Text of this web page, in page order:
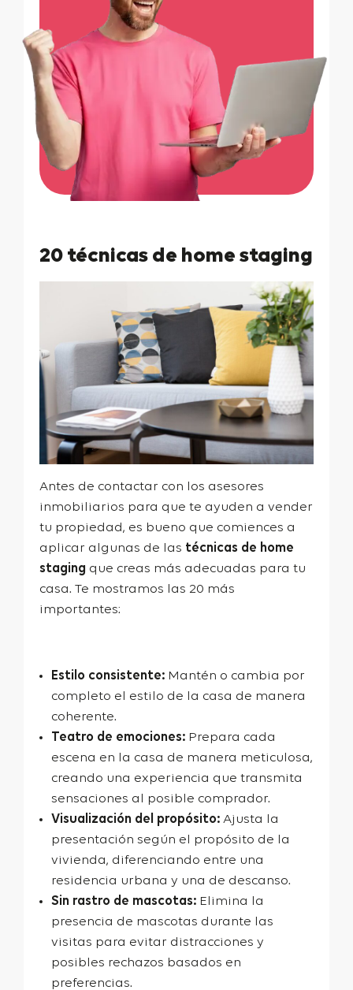
20 técnicas de home staging
Antes de contactar con los asesores
inmobiliarios para que te ayuden a vender
tu propiedad, es bueno que comiences a
aplicar algunas de las técnicas de home
staging que creas más adecuadas para tu
casa. Te mostramos las 20 más
importantes:
Estilo consistente: Mantén o cambia por
completo el estilo de la casa de manera
coherente.
Teatro de emociones: Prepara cada
escena en la casa de manera meticulosa,
creando una experiencia que transmita
sensaciones al posible comprador.
Visualización del propósito: Ajusta la
presentación según el propósito de la
vivienda, diferenciando entre una
residencia urbana y una de descanso.
Sin rastro de mascotas: Elimina la
presencia de mascotas durante las
visitas para evitar distracciones y
posibles rechazos basados en
preferencias.